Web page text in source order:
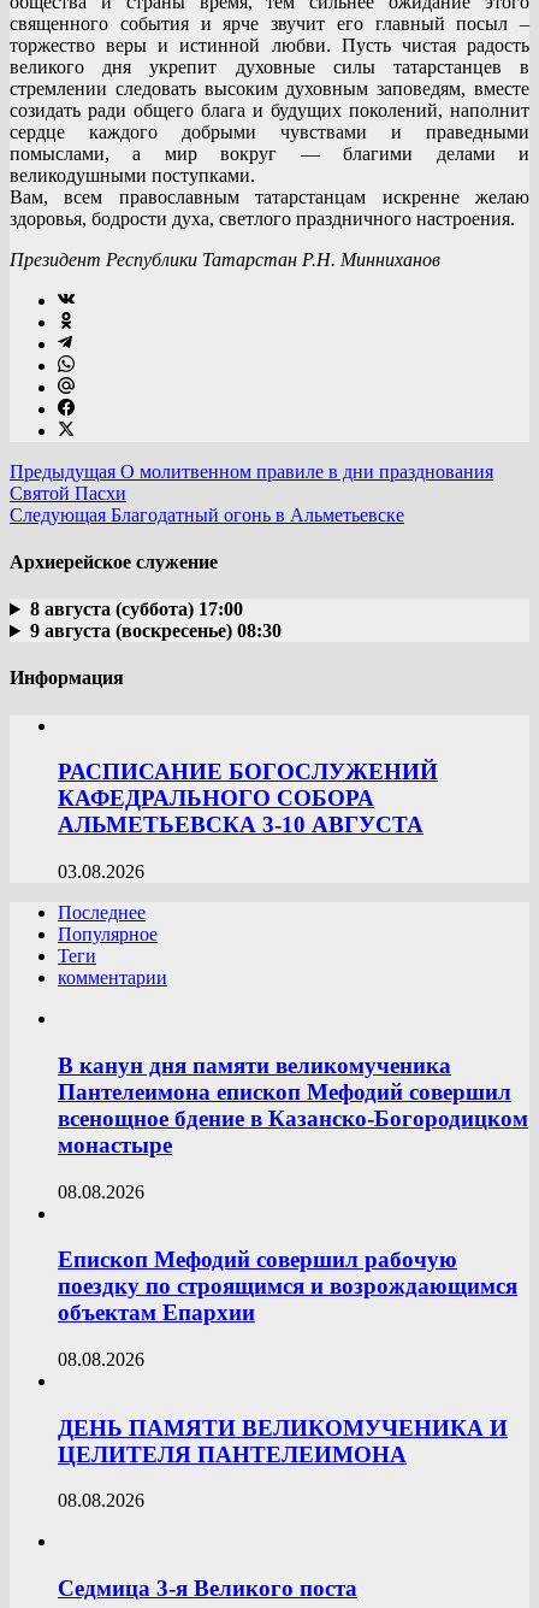
священного события и ярче звучит его главный посыл –
торжество веры и истинной любви. Пусть чистая радость
великого дня укрепит духовные силы татарстанцев в
стремлении следовать высоким духовным заповедям, вместе
созидать ради общего блага и будущих поколений, наполнит
сердце каждого добрыми чувствами и праведными
помыслами, а мир вокруг — благими делами и
великодушными поступками.
Вам, всем православным татарстанцам искренне желаю
здоровья, бодрости духа, светлого праздничного настроения.
Президент Республики Татарстан Р.Н. Минниханов
Предыдущая О молитвенном правиле в дни празднования
Святой Пасхи
Следующая Благодатный огонь в Альметьевске
Архиерейское служение
8 августа (суббота) 17:00
9 августа (воскресенье) 08:30
Информация
РАСПИСАНИЕ БОГОСЛУЖЕНИЙ
КАФЕДРАЛЬНОГО СОБОРА
АЛЬМЕТЬЕВСКА 3-10 АВГУСТА
03.08.2026
Последнее
Популярное
Теги
комментарии
В канун дня памяти великомученика
Пантелеимона епископ Мефодий совершил
всенощное бдение в Казанско-Богородицком
монастыре
08.08.2026
Епископ Мефодий совершил рабочую
поездку по строящимся и возрождающимся
объектам Епархии
08.08.2026
ДЕНЬ ПАМЯТИ ВЕЛИКОМУЧЕНИКА И
ЦЕЛИТЕЛЯ ПАНТЕЛЕИМОНА
08.08.2026
Седмица 3-я Великого поста